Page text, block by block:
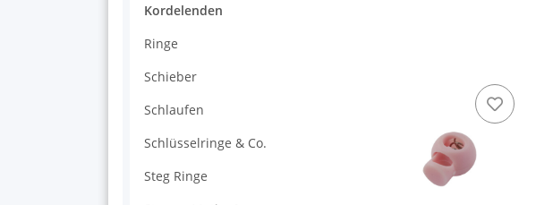
Kordelenden
Ringe
Schieber
Schlaufen
Schlüsselringe & Co.
Steg Ringe